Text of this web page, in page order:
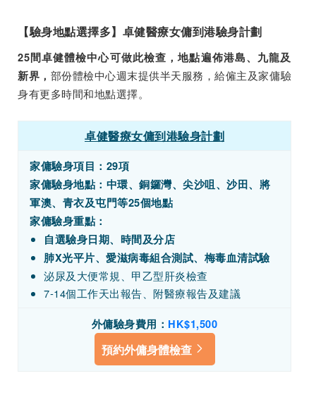
【驗身地點選擇多】卓健醫療女傭到港驗身計劃
25間卓健體檢中心可做此檢查，地點遍佈港島、九龍及
新界， 部份體檢中心週末提供半天服務，給僱主及家傭驗
身有更多時間和地點選擇。
卓健醫療女傭到港驗身計劃
家傭驗身項目：29項
家傭驗身地點：中環、銅鑼灣、尖沙咀、沙田、將
軍澳、青衣及屯門等25個地點
家傭驗身重點：
自選驗身日期、時間及分店
肺X光平片、愛滋病毒組合測試、梅毒血清試驗
泌尿及大便常規、甲乙型肝炎檢查
7-14個工作天出報告、附醫療報告及建議
外傭驗身費用： HK$1,500
預約外傭身體檢查